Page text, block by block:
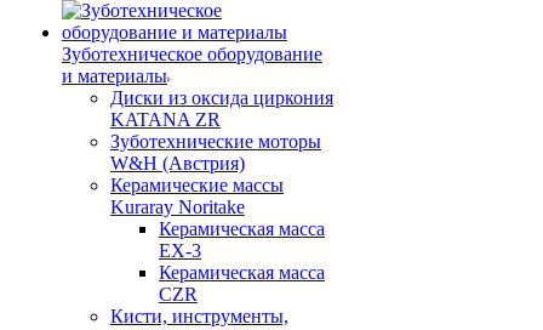
Зуботехническое оборудование
и материалы
Диски из оксида циркония
KATANA ZR
Зуботехнические моторы
W&H (Австрия)
Керамические массы
Kuraray Noritake
Керамическая масса
EX-3
Керамическая масса
CZR
Кисти, инструменты,